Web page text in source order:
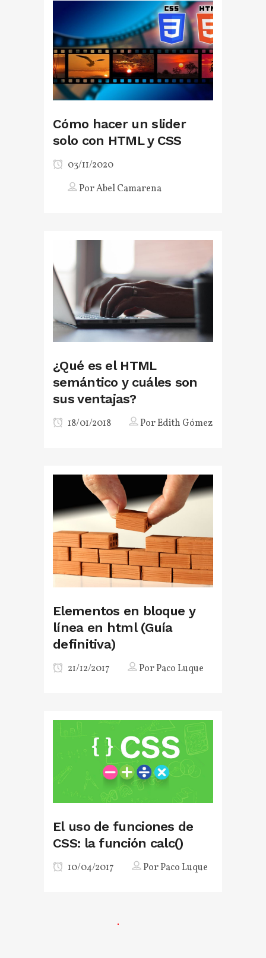
Cómo hacer un slider
solo con HTML y CSS
03/11/2020
PorAbel Camarena
¿Qué es el HTML
semántico y cuáles son
sus ventajas?
18/01/2018 PorEdith Gómez
Elementos en bloque y
línea en html (Guía
definitiva)
21/12/2017 PorPaco Luque
El uso de funciones de
CSS: la función calc()
10/04/2017 PorPaco Luque